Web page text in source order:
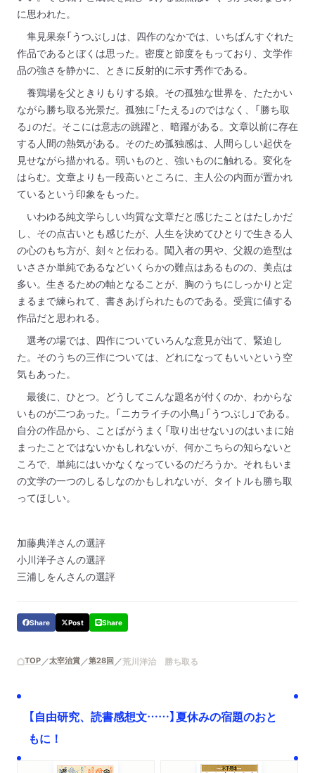
に思われた。
隼見果奈「うつぶし」は、四作のなかでは、いちばんすぐれた
作品であるとぼくは思った。密度と節度をもっており、文学作
品の強さを静かに、ときに反射的に示す秀作である。
養鶏場を父ときりもりする娘。その孤独な世界を、たたかい
ながら勝ち取る光景だ。孤独に「たえる」のではなく、「勝ち取
る」のだ。そこには意志の跳躍と、暗躍がある。文章以前に存在
する人間の熱気がある。そのため孤独感は、人間らしい起伏を
見せながら描かれる。弱いものと、強いものに触れる。変化を
はらむ。文章よりも一段高いところに、主人公の内面が置かれ
ているという印象をもった。
いわゆる純文学らしい均質な文章だと感じたことはたしかだ
し、その点古いとも感じたが、人生を決めてひとりで生きる人
の心のもち方が、刻々と伝わる。闖入者の男や、父親の造型は
いささか単純であるなどいくらかの難点はあるものの、美点は
多い。生きるための軸となることが、胸のうちにしっかりと定
まるまで練られて、書きあげられたものである。受賞に値する
作品だと思われる。
選考の場では、四作についていろんな意見が出て、緊迫し
た。そのうちの三作については、どれになってもいいという空
気もあった。
最後に、ひとつ。どうしてこんな題名が付くのか、わからな
いものが二つあった。「ニカライチの小鳥」「うつぶし」である。
自分の作品から、ことばがうまく「取り出せない」のはいまに始
まったことではないかもしれないが、何かこちらの知らないと
ころで、単純にはいかなくなっているのだろうか。それもいま
の文学の一つのしるしなのかもしれないが、タイトルも勝ち取
ってほしい。
加藤典洋さんの選評
小川洋子さんの選評
三浦しをんさんの選評
Share Post Share
TOP 太宰治賞 第28回 荒川洋治 勝ち取る
【自由研究、読書感想文……】夏休みの宿題のおと
もに！